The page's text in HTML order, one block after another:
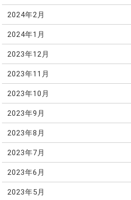
2024年2月
2024年1月
2023年12月
2023年11月
2023年10月
2023年9月
2023年8月
2023年7月
2023年6月
2023年5月